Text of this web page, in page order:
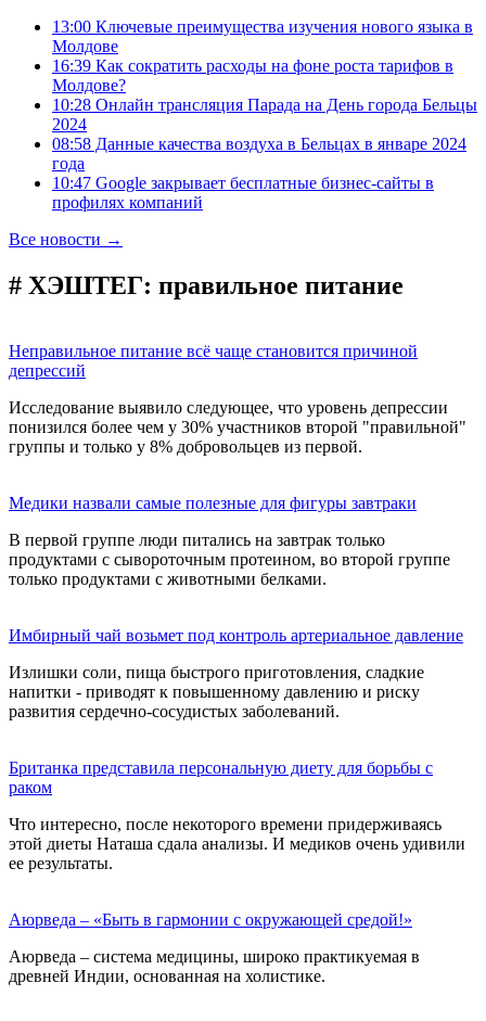
13:00 Ключевые преимущества изучения нового языка в
Молдове
16:39 Как сократить расходы на фоне роста тарифов в
Молдове?
10:28 Онлайн трансляция Парада на День города Бельцы
2024
08:58 Данные качества воздуха в Бельцах в январе 2024
года
10:47 Google закрывает бесплатные бизнес-сайты в
профилях компаний
Все новости →
# ХЭШТЕГ: правильное питание
Неправильное питание всё чаще становится причиной
депрессий
Исследование выявило следующее, что уровень депрессии
понизился более чем у 30% участников второй "правильной"
группы и только у 8% добровольцев из первой.
Медики назвали самые полезные для фигуры завтраки
В первой группе люди питались на завтрак только
продуктами с сывороточным протеином, во второй группе
только продуктами с животными белками.
Имбирный чай возьмет под контроль артериальное давление
Излишки соли, пища быстрого приготовления, сладкие
напитки - приводят к повышенному давлению и риску
развития сердечно-сосудистых заболеваний.
Британка представила персональную диету для борьбы с
раком
Что интересно, после некоторого времени придерживаясь
этой диеты Наташа сдала анализы. И медиков очень удивили
ее результаты.
Аюрведа – «Быть в гармонии с окружающей средой!»
Аюрведа – система медицины, широко практикуемая в
древней Индии, основанная на холистике.